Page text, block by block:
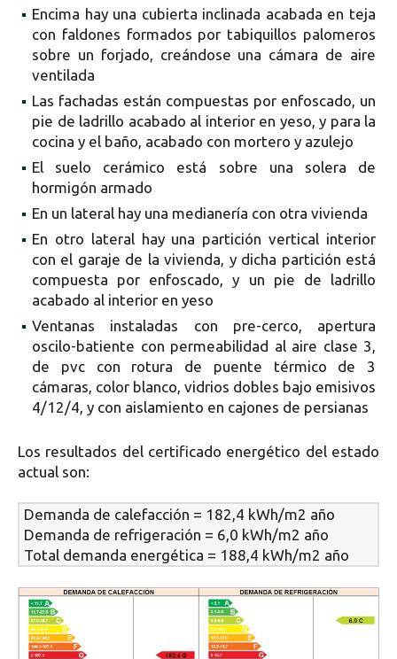
▪ Encima hay una cubierta inclinada acabada en teja
con faldones formados por tabiquillos palomeros
sobre un forjado, creándose una cámara de aire
ventilada
▪ Las fachadas están compuestas por enfoscado, un
pie de ladrillo acabado al interior en yeso, y para la
cocina y el baño, acabado con mortero y azulejo
▪ El suelo cerámico está sobre una solera de
hormigón armado
▪ En un lateral hay una medianería con otra vivienda
▪ En otro lateral hay una partición vertical interior
con el garaje de la vivienda, y dicha partición está
compuesta por enfoscado, y un pie de ladrillo
acabado al interior en yeso
▪ Ventanas instaladas con pre-cerco, apertura
oscilo-batiente con permeabilidad al aire clase 3,
de pvc con rotura de puente térmico de 3
cámaras, color blanco, vidrios dobles bajo emisivos
4/12/4, y con aislamiento en cajones de persianas
Los resultados del certificado energético del estado
actual son:
Demanda de calefacción = 182,4 kWh/m2 año
Demanda de refrigeración = 6,0 kWh/m2 año
Total demanda energética = 188,4 kWh/m2 año